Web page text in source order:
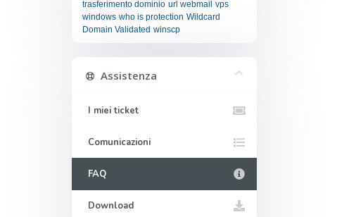
trasferimento dominio url webmail vps
windows who is protection Wildcard
Domain Validated winscp
Assistenza
I miei ticket
Comunicazioni
FAQ
Download